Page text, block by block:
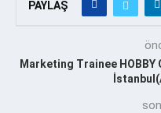
PAYLAŞ
Marketing Trainee HOBBY